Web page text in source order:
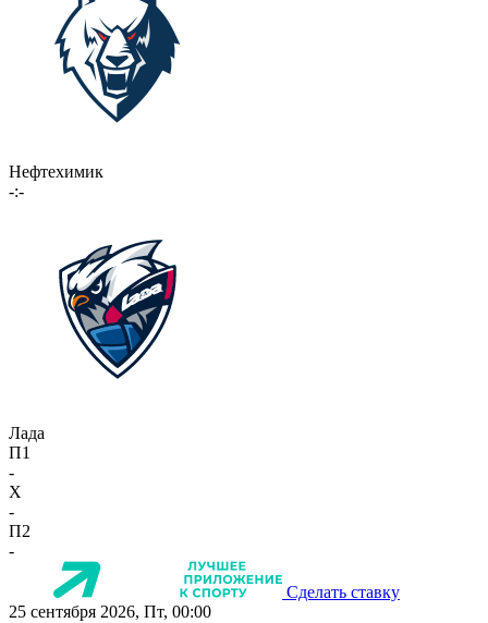
Нефтехимик
-:-
Лада
П1
-
X
-
П2
-
Сделать ставку
25 сентября 2026, Пт, 00:00